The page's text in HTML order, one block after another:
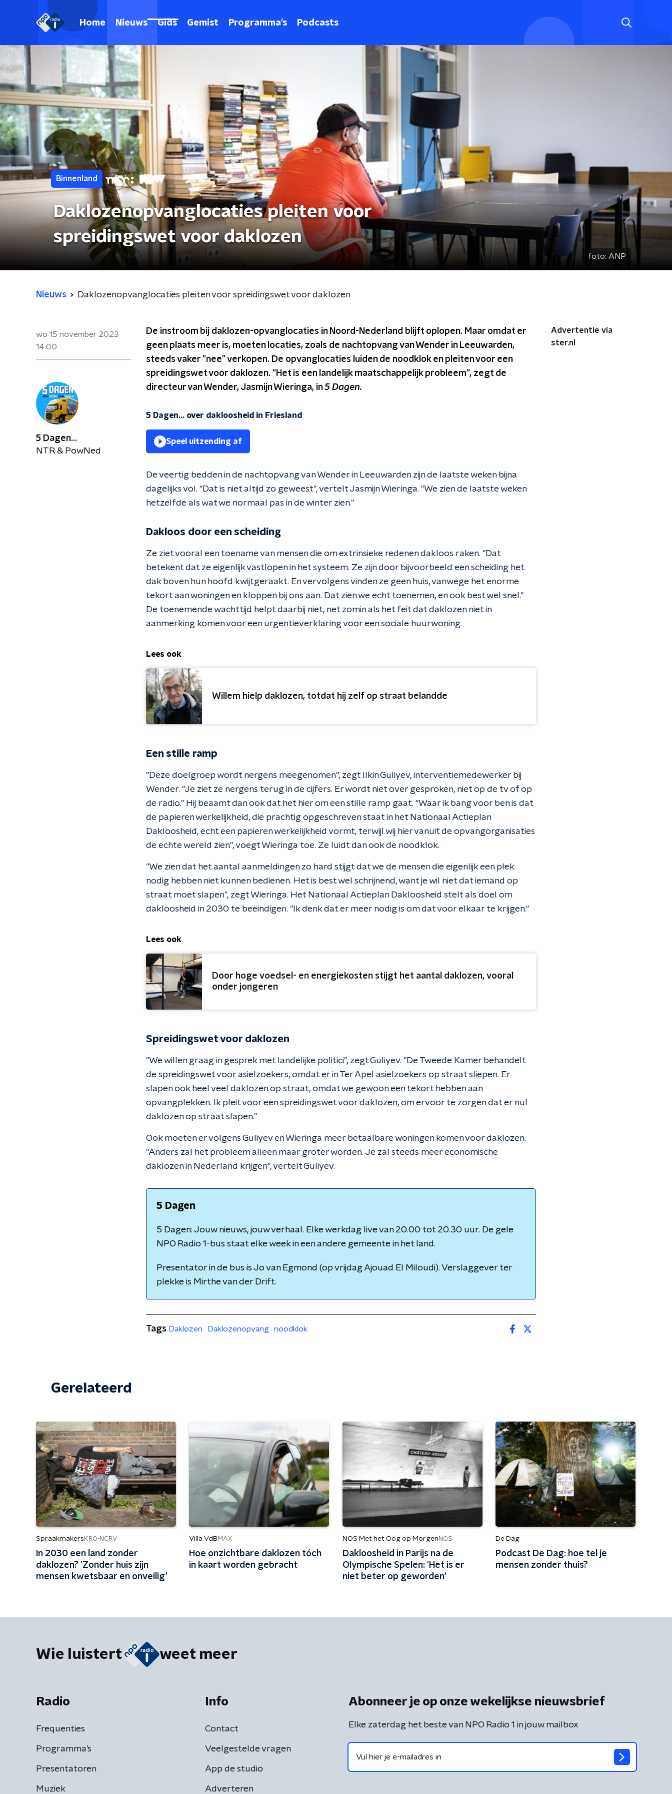
Home Nieuws Gids Gemist Programma's Podcasts
Binnenland
Daklozenopvanglocaties pleiten voor
spreidingswet voor daklozen
foto: ANP
Nieuws Daklozenopvanglocaties pleiten voor spreidingswet voor daklozen
wo 15 november 2023
14:00
De instroom bij daklozen-opvanglocaties in Noord-Nederland blijft oplopen. Maar omdat er
geen plaats meer is, moeten locaties, zoals de nachtopvang van Wender in Leeuwarden,
steeds vaker "nee" verkopen. De opvanglocaties luiden de noodklok en pleiten voor een
spreidingswet voor daklozen. "Het is een landelijk maatschappelijk probleem", zegt de
directeur van Wender, Jasmijn Wieringa, in5 Dagen.
5 Dagen... over dakloosheid in Friesland
Speel uitzending af
De veertig bedden in de nachtopvang van Wender in Leeuwarden zijn de laatste weken bijna
dagelijks vol. "Dat is niet altijd zo geweest", vertelt Jasmijn Wieringa. "We zien de laatste weken
hetzelfde als wat we normaal pas in de winter zien."
Dakloos door een scheiding
Ze ziet vooral een toename van mensen die om extrinsieke redenen dakloos raken. "Dat
betekent dat ze eigenlijk vastlopen in het systeem. Ze zijn door bijvoorbeeld een scheiding het
dak boven hun hoofd kwijtgeraakt. En vervolgens vinden ze geen huis, vanwege het enorme
tekort aan woningen en kloppen bij ons aan. Dat zien we echt toenemen, en ook best wel snel."
De toenemende wachttijd helpt daarbij niet, net zomin als het feit dat daklozen niet in
aanmerking komen voor een urgentieverklaring voor een sociale huurwoning.
Lees ook
Willem hielp daklozen, totdat hij zelf op straat belandde
Een stille ramp
"Deze doelgroep wordt nergens meegenomen", zegt Ilkin Guliyev, interventiemedewerker bij
Wender. "Je ziet ze nergens terug in de cijfers. Er wordt niet over gesproken, niet op de tv of op
de radio." Hij beaamt dan ook dat het hier om een stille ramp gaat. "Waar ik bang voor ben is dat
de papieren werkelijkheid, die prachtig opgeschreven staat in het Nationaal Actieplan
Dakloosheid, echt een papieren werkelijkheid vormt, terwijl wij hier vanuit de opvangorganisaties
de echte wereld zien", voegt Wieringa toe. Ze luidt dan ook de noodklok.
"We zien dat het aantal aanmeldingen zo hard stijgt dat we de mensen die eigenlijk een plek
nodig hebben niet kunnen bedienen. Het is best wel schrijnend, want je wil niet dat iemand op
straat moet slapen", zegt Wieringa. Het Nationaal Actieplan Dakloosheid stelt als doel om
dakloosheid in 2030 te beëindigen. "Ik denk dat er meer nodig is om dat voor elkaar te krijgen."
Lees ook
Door hoge voedsel- en energiekosten stijgt het aantal daklozen, vooral
onder jongeren
Spreidingswet voor daklozen
"We willen graag in gesprek met landelijke politici", zegt Guliyev. "De Tweede Kamer behandelt
de spreidingswet voor asielzoekers, omdat er in Ter Apel asielzoekers op straat sliepen. Er
slapen ook heel veel daklozen op straat, omdat we gewoon een tekort hebben aan
opvangplekken. Ik pleit voor een spreidingswet voor daklozen, om ervoor te zorgen dat er nul
daklozen op straat slapen."
Ook moeten er volgens Guliyev en Wieringa meer betaalbare woningen komen voor daklozen.
"Anders zal het probleem alleen maar groter worden. Je zal steeds meer economische
daklozen in Nederland krijgen", vertelt Guliyev.
5 Dagen
5 Dagen: Jouw nieuws, jouw verhaal. Elke werkdag live van 20.00 tot 20.30 uur. De gele
NPO Radio 1-bus staat elke week in een andere gemeente in het land.
Presentator in de bus is Jo van Egmond (op vrijdag Ajouad El Miloudi). Verslaggever ter
plekke is Mirthe van der Drift.
Advertentie via
ster.nl
5 Dagen...
NTR & PowNed
Tags Daklozen Daklozenopvang noodklok
Gerelateerd
Spraakmakers KRO-NCRV
In 2030 een land zonder
daklozen? 'Zonder huis zijn
mensen kwetsbaar en onveilig'
Villa VdB MAX
Hoe onzichtbare daklozen tóch
in kaart worden gebracht
NOS Met het Oog op Morgen NOS
Dakloosheid in Parijs na de
Olympische Spelen: 'Het is er
niet beter op geworden'
De Dag
Podcast De Dag: hoe tel je
mensen zonder thuis?
Wie luistert weet meer
Radio
Frequenties
Programma's
Presentatoren
Muziek
Info
Contact
Veelgestelde vragen
App de studio
Adverteren
Abonneer je op onze wekelijkse nieuwsbrief
Elke zaterdag het beste van NPO Radio 1 in jouw mailbox